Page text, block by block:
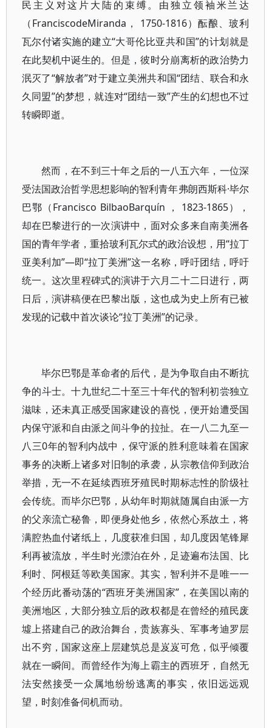
民主义对这片大陆的束缚。由独立领袖米兰达
（FranciscodeMiranda， 1750-1816）酝酿、玻利
瓦尔付诸实施的建立“大哥伦比亚共和国”的计划就是
在此契机中诞生的。但是，彼时分崩离析的政治势力
泯灭了“解放者”对于建立美洲共和国“团结、联合和永
久同盟”的梦想，就连对“团结一致”产生的幻想也不过
转瞬即逝。
然而，在不到三十年之后的一八五六年，一位深
受法国政治哲学思想影响的智利青年弗朗西斯科·毕尔
巴鄂（Francisco BilbaoBarquín ， 1823-1865），
却在巴黎进行的一次演讲中，面对众多来自南美洲各
国的青年学者，重拾玻利瓦尔式的政治设想，用“拉丁
亚美利加”—即“拉丁美洲”这一名称，呼吁团结，呼吁
统一。这次里程碑式的演讲于六月二十二日进行，两
日后，演讲稿便在巴黎出版，这也成为史上所有已被
发现的记载中首次谈论“拉丁美洲”的记录。
毕尔巴鄂是革命者的后代，是为争取自由不断抗
争的斗士。十九世纪二十至三十年代的智利初尝独立
滋味，还未真正感受国家建设的喜悦，便开始遭受国
内保守派和自由派之间斗争的拉扯。在一八二九至一
八三0年的智利内战中，保守派的胜利意味着在国家
事务的决断上诸多对旧制的承袭，从宗教信仰到政治
举措，无一不在延续西班牙殖民时期标志性的阶级社
会传统。而毕尔巴鄂，从幼年时期就随属自由派一方
的父亲流亡秘鲁，即便身处他乡，依然心系故土，将
满腔热血付诸纸上，几度获准归国，却几度因笔锋犀
利再被流放，半生时光漂泊在外，足迹遍布法国、比
利时、阿根廷等欧美国家。其实，智利并不是唯一一
个经历此番动荡的“西班牙美洲国家”，在美国以南的
美洲地区，大部分独立后的政权都是在曾经的殖民废
墟上搭建自己的政治舞台，贵族寡头、军事考迪罗层
出不穷，国家这座上层建筑总是岌岌可危，似乎倾覆
就在一瞬间。而曾经作为海上霸主的西班牙，自然无
法安然接受一众属地纷纷逃离的事实，依旧远远观
望，时刻准备伺机而动。